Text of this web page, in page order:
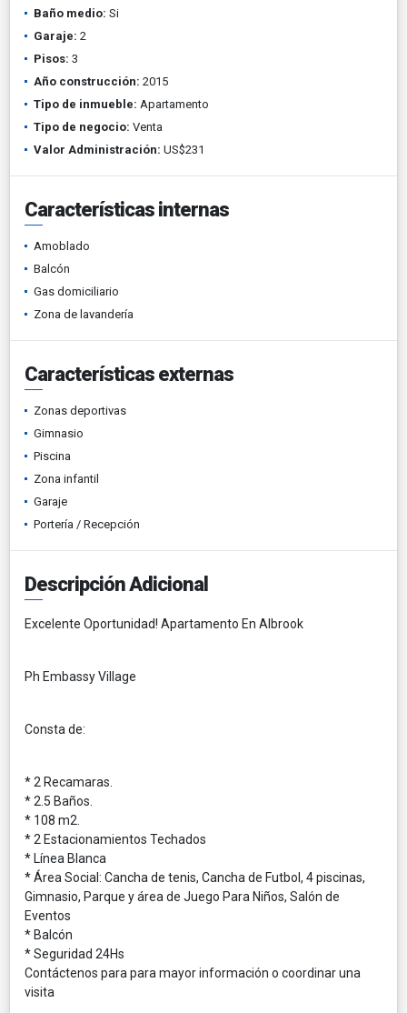
Baño medio: Si
Garaje: 2
Pisos: 3
Año construcción: 2015
Tipo de inmueble: Apartamento
Tipo de negocio: Venta
Valor Administración: US$231
Características internas
Amoblado
Balcón
Gas domiciliario
Zona de lavandería
Características externas
Zonas deportivas
Gimnasio
Piscina
Zona infantil
Garaje
Portería / Recepción
Descripción Adicional
Excelente Oportunidad! Apartamento En Albrook
Ph Embassy Village
Consta de:
* 2 Recamaras.
* 2.5 Baños.
* 108 m2.
* 2 Estacionamientos Techados
* Línea Blanca
* Área Social: Cancha de tenis, Cancha de Futbol, 4 piscinas,
Gimnasio, Parque y área de Juego Para Niños, Salón de
Eventos
* Balcón
* Seguridad 24Hs
Contáctenos para para mayor información o coordinar una
visita